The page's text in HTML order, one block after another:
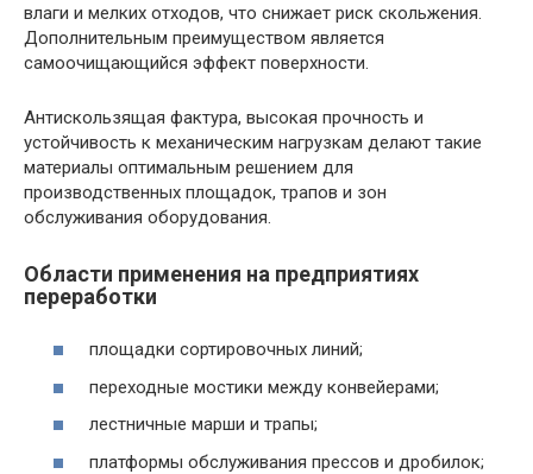
влаги и мелких отходов, что снижает риск скольжения.
Дополнительным преимуществом является
самоочищающийся эффект поверхности.
Антискользящая фактура, высокая прочность и
устойчивость к механическим нагрузкам делают такие
материалы оптимальным решением для
производственных площадок, трапов и зон
обслуживания оборудования.
Области применения на предприятиях
переработки
площадки сортировочных линий;
переходные мостики между конвейерами;
лестничные марши и трапы;
платформы обслуживания прессов и дробилок;